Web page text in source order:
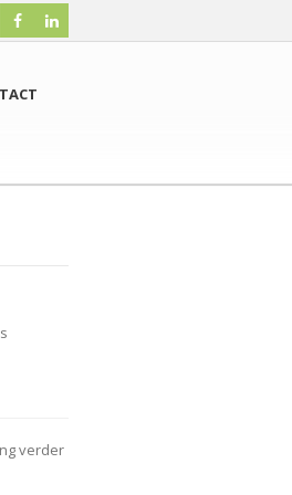
verder